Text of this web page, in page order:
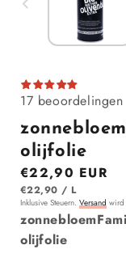
17 beoordelingen
olijfolie
Normaler Preis
€22,90 EUR
STÜCK
€22,90 / PRO
L
Inklusive Steuern. Versand wird
olijfolie